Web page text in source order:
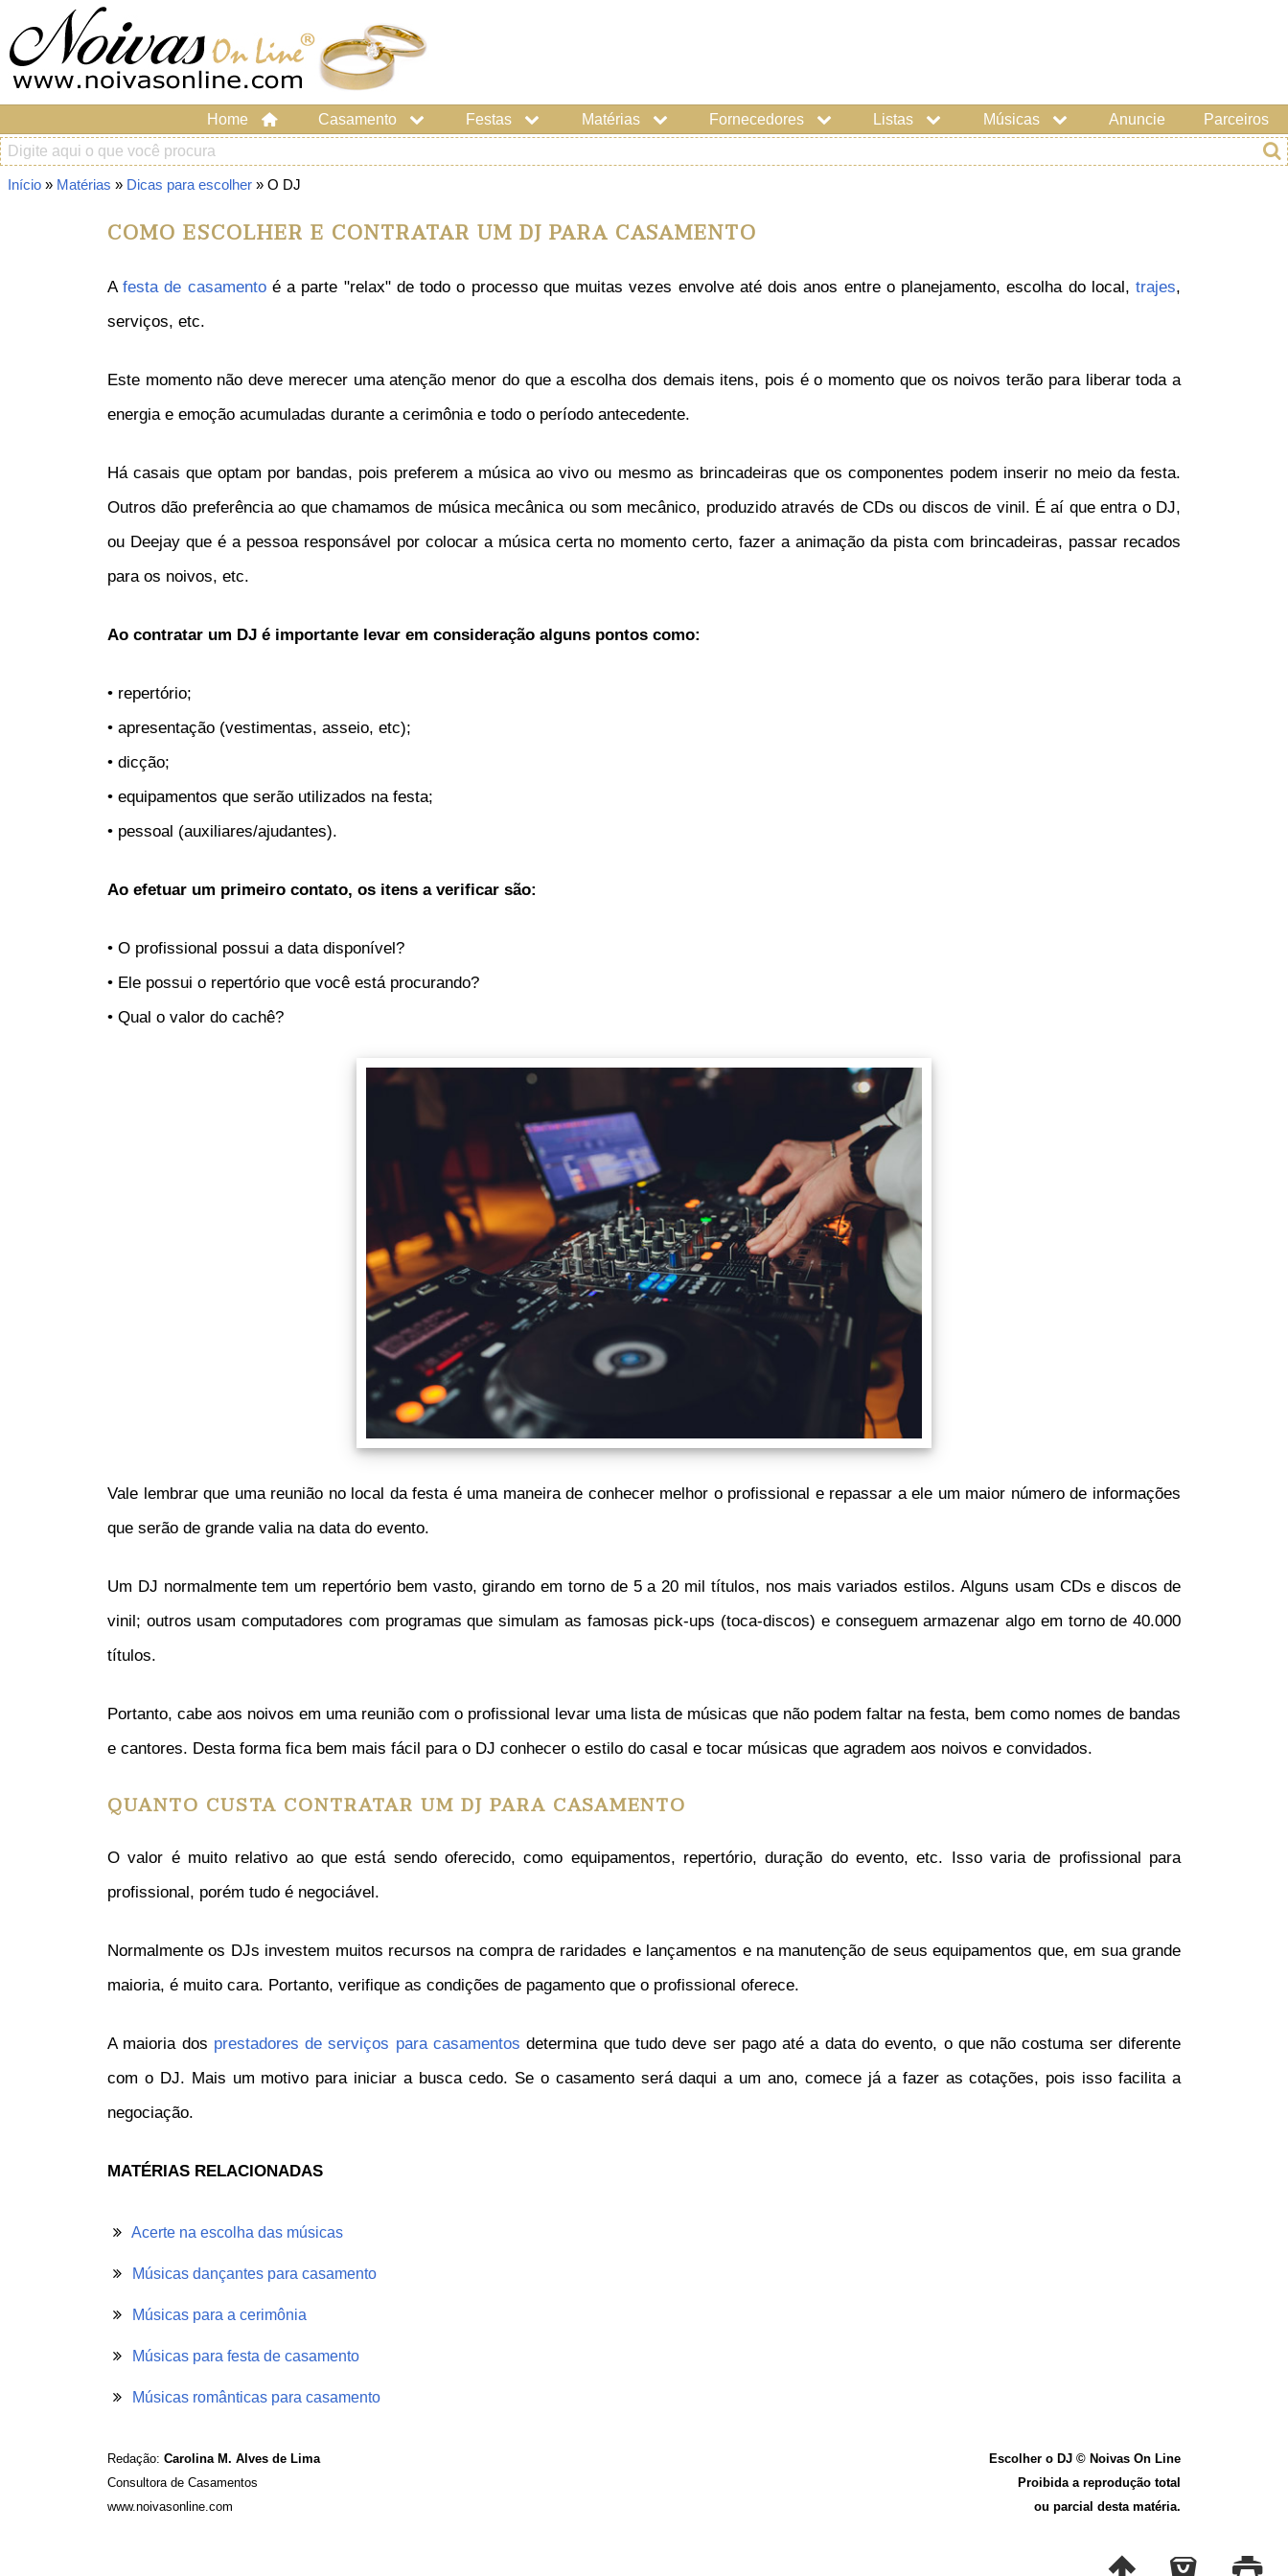
Home Casamento Festas Matérias Fornecedores Listas Músicas Anuncie Parceiros
Início » Matérias » Dicas para escolher » O DJ
COMO ESCOLHER E CONTRATAR UM DJ PARA CASAMENTO
Afesta de casamentoé a parte "relax" de todo o processo que muitas vezes envolve até dois anos entre o planejamento, escolha do local,trajes,
serviços, etc.
Este momento não deve merecer uma atenção menor do que a escolha dos demais itens, pois é o momento que os noivos terão para liberar toda a
energia e emoção acumuladas durante a cerimônia e todo o período antecedente.
Há casais que optam por bandas, pois preferem a música ao vivo ou mesmo as brincadeiras que os componentes podem inserir no meio da festa.
Outros dão preferência ao que chamamos de música mecânica ou som mecânico, produzido através de CDs ou discos de vinil. É aí que entra o DJ,
ou Deejay que é a pessoa responsável por colocar a música certa no momento certo, fazer a animação da pista com brincadeiras, passar recados
para os noivos, etc.
Ao contratar um DJ é importante levar em consideração alguns pontos como:
• repertório;
• apresentação (vestimentas, asseio, etc);
• dicção;
• equipamentos que serão utilizados na festa;
• pessoal (auxiliares/ajudantes).
Ao efetuar um primeiro contato, os itens a verificar são:
• O profissional possui a data disponível?
• Ele possui o repertório que você está procurando?
• Qual o valor do cachê?
Vale lembrar que uma reunião no local da festa é uma maneira de conhecer melhor o profissional e repassar a ele um maior número de informações
que serão de grande valia na data do evento.
Um DJ normalmente tem um repertório bem vasto, girando em torno de 5 a 20 mil títulos, nos mais variados estilos. Alguns usam CDs e discos de
vinil; outros usam computadores com programas que simulam as famosas pick-ups (toca-discos) e conseguem armazenar algo em torno de 40.000
títulos.
Portanto, cabe aos noivos em uma reunião com o profissional levar uma lista de músicas que não podem faltar na festa, bem como nomes de bandas
e cantores. Desta forma fica bem mais fácil para o DJ conhecer o estilo do casal e tocar músicas que agradem aos noivos e convidados.
QUANTO CUSTA CONTRATAR UM DJ PARA CASAMENTO
O valor é muito relativo ao que está sendo oferecido, como equipamentos, repertório, duração do evento, etc. Isso varia de profissional para
profissional, porém tudo é negociável.
Normalmente os DJs investem muitos recursos na compra de raridades e lançamentos e na manutenção de seus equipamentos que, em sua grande
maioria, é muito cara. Portanto, verifique as condições de pagamento que o profissional oferece.
A maioria dos prestadores de serviços para casamentos determina que tudo deve ser pago até a data do evento, o que não costuma ser diferente
com o DJ. Mais um motivo para iniciar a busca cedo. Se o casamento será daqui a um ano, comece já a fazer as cotações, pois isso facilita a
negociação.
MATÉRIAS RELACIONADAS
Acerte na escolha das músicas
Músicas dançantes para casamento
Músicas para a cerimônia
Músicas para festa de casamento
Músicas românticas para casamento
Redação: Carolina M. Alves de Lima
Consultora de Casamentos
www.noivasonline.com
Escolher o DJ © Noivas On Line
Proibida a reprodução total
ou parcial desta matéria.